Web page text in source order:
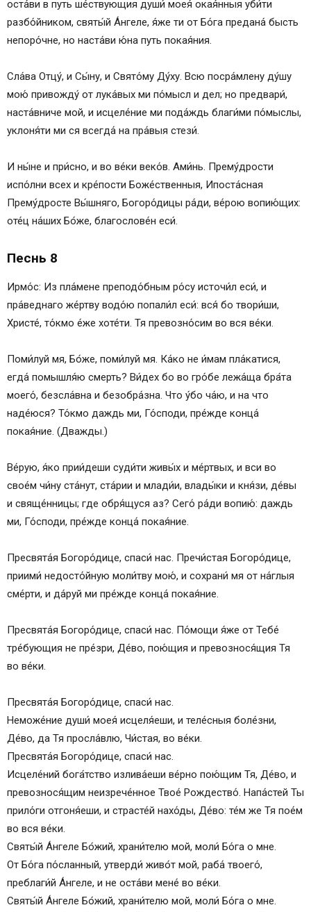
оста́ви в путь ше́ствующия души́ моея́ окая́нныя уби́ти
разбо́йником, святы́й А́нгеле, я́же ти от Бо́га предана́ бысть
непоро́чне, но наста́ви ю́на путь покая́ния.
Сла́ва Отцу́, и Сы́ну, и Свято́му Ду́ху. Всю посра́млену ду́шу
мою́ привожду́ от лука́вых ми по́мысл и дел; но предвари́,
наста́вниче мой, и исцеле́ние ми пода́ждь благи́ми по́мыслы,
уклоня́ти ми ся всегда́ на пра́выя стези́.
И ны́не и при́сно, и во ве́ки веко́в. Ами́нь. Прему́дрости
испо́лни всех и кре́пости Боже́ственныя, Ипоста́сная
Прему́дросте Вы́шняго, Богоро́дицы ра́ди, ве́рою вопию́щих:
оте́ц на́ших Бо́же, благослове́н еси́.
Песнь 8
Ирмо́с: Из пла́мене преподо́бным ро́су источи́л еси́, и
пра́веднаго же́ртву водо́ю попали́л еси́: вся́ бо твори́ши,
Христе́, то́кмо е́же хоте́ти. Тя превозно́сим во вся ве́ки.
Поми́луй мя, Бо́же, поми́луй мя. Ка́ко не и́мам пла́катися,
егда́ помышля́ю смерть? Ви́дех бо во гро́бе лежа́ща бра́та
моего́, безсла́вна и безобра́зна. Что у́бо ча́ю, и на что
наде́юся? То́кмо даждь ми, Го́споди, пре́жде конца́
покая́ние. (Дважды.)
Ве́рую, я́ко прии́деши суди́ти живы́х и ме́ртвых, и вси во
свое́м чи́ну ста́нут, ста́рии и млади́и, влады́ки и кня́зи, де́вы
и свяще́нницы; где обря́щуся аз? Сего́ ра́ди вопию́: даждь
ми, Го́споди, пре́жде конца́ покая́ние.
Пресвята́я Богоро́дице, спаси́ нас. Пречи́стая Богоро́дице,
приими́ недосто́йную моли́тву мою́, и сохрани́ мя от на́глыя
сме́рти, и да́руй ми пре́жде конца́ покая́ние.
Пресвята́я Богоро́дице, спаси́ нас. По́мощи я́же от Тебе́
тре́бующия не пре́зри, Де́во, пою́щия и превознося́щия Тя
во ве́ки.
Пресвята́я Богоро́дице, спаси́ нас.
Неможе́ние души́ моея́ исцеля́еши, и теле́сныя боле́зни,
Де́во, да Тя просла́влю, Чи́стая, во ве́ки.
Пресвята́я Богоро́дице, спаси́ нас.
Исцеле́ний бога́тство излива́еши ве́рно пою́щим Тя, Де́во, и
превознося́щим неизрече́нное Твое́ Рождество́. Напа́стей Ты
прило́ги отгоня́еши, и страсте́й нахо́ды, Де́во: те́м же Тя пое́м
во вся ве́ки.
Святы́й А́нгеле Бо́жий, храни́телю мой, моли́ Бо́га о мне.
От Бо́га по́сланный, утверди́ живо́т мой, раба́ твоего́,
преблаги́й А́нгеле, и не оста́ви мене́ во ве́ки.
Святы́й А́нгеле Бо́жий, храни́телю мой, моли́ Бо́га о мне.